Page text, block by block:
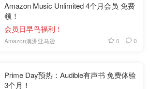
Amazon Music Unlimited 4个月会员 免费
领！
会员日早鸟福利！
Amazon澳洲亚马逊 0 0
Prime Day预热：Audible有声书 免费体验
3个月！